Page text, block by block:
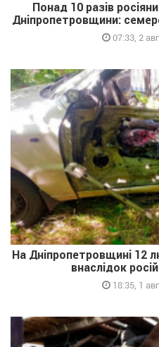
Понад 10 разів
Дніпропетровщини:
07:33, 2
На Дніпропетровщині 12
внаслідок
18:35, 1